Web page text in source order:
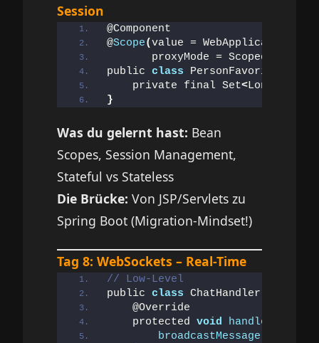
Session
@Component
@Scope(value =
proxyMode =
public class PersonFavorites
    private final Set
<Long
}
Was du gelernt hast: Bean
Scopes, Session Management,
Stateful vs Stateless
Die Brücke: Von JSP/Servlets zu
Spring Boot (Migration-Mindset!)
Tag 8: WebSockets – Real-Time
// Low-Level
public class ChatHandler
    @Override
    protected
void
broadcastMessage